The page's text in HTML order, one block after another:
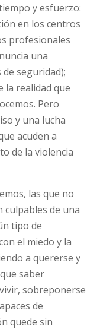
y esfuerzo:
en los centros
profesionales
una
seguridad);
la realidad que
Pero
y una lucha
acuden a
de la violencia
las que no
culpables de una
tipo de
el miedo y la
a quererse y
saber
sobreponerse
de
quede sin